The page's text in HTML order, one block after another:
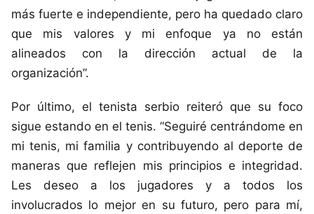
más fuerte e independiente, pero ha quedado claro
que mis valores y mi enfoque ya no están
alineados con la dirección actual de la
organización”.
Por último, el tenista serbio reiteró que su foco
sigue estando en el tenis. “Seguiré centrándome en
mi tenis, mi familia y contribuyendo al deporte de
maneras que reflejen mis principios e integridad.
Les deseo a los jugadores y a todos los
involucrados lo mejor en su futuro, pero para mí,